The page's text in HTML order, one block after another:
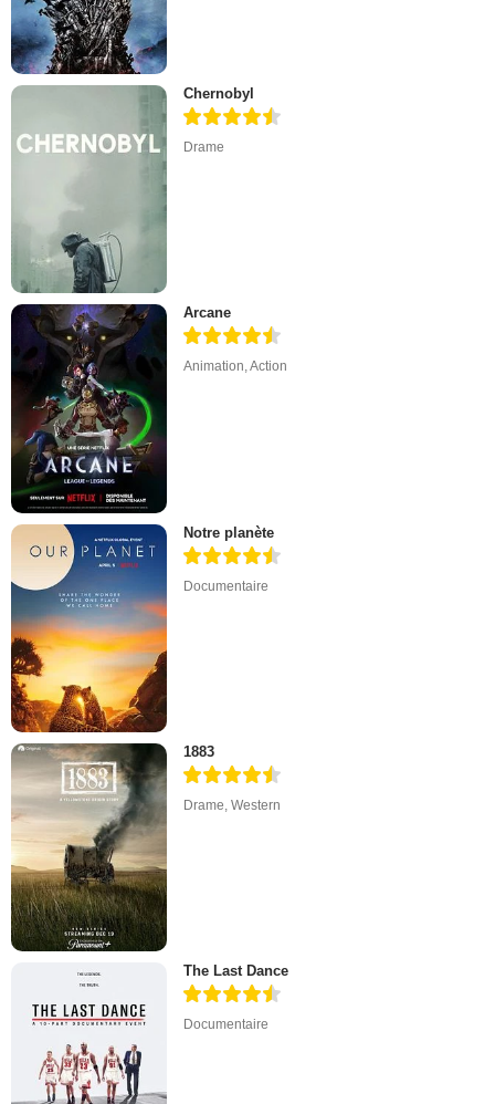
Chernobyl
Drame
Arcane
Animation,Action
Notre planète
Documentaire
1883
Drame,Western
The Last Dance
Documentaire